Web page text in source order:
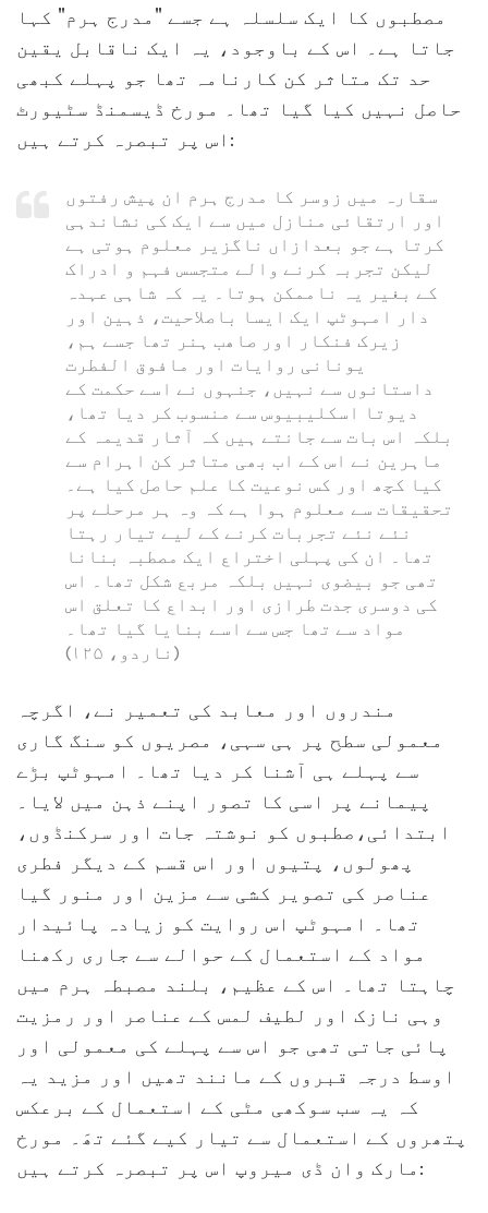
مصطبوں کا ایک سلسلہ ہے جسے "مدرج ہرم" کہا
جاتا ہے۔ اس کے باوجود، یہ ایک ناقابل یقین
حد تک متاثر کن کارنامہ تھا جو پہلے کبھی
حاصل نہیں کیا گیا تھا۔ مورخ ڈیسمنڈ سٹیورٹ
اس پر تبصرہ کرتے ہیں:
سقارہ میں زوسر کا مدرج ہرم ان پیش رفتوں
اور ارتقائی منازل میں سے ایک کی نشاندہی
کرتا ہے جو بعدازاں ناگزیر معلوم ہوتی ہے
لیکن تجربہ کرنے والے متجسس فہم و ادراک
کے بغیر یہ ناممکن ہوتا۔ یہ کہ شاہی عہدہ
دار امہوٹپ ایک ایسا باصلاحیت، ذہین اور
زیرک فنکار اور صاھب ہنر تھا جسے ہم،
یونانی روایات اور مافوق الفطرت
داستانوں سے نہیں، جنہوں نے اسے حکمت کے
دیوتا اسكليبيوس سے منسوب کر دیا تھا،
بلکہ اس بات سے جانتے ہیں کہ آثار قدیمہ کے
ماہرین نے اس کے اب بھی متاثر کن اہرام سے
کیا کچھ اور کس نوعیت کا علم حاصل کیا ہے۔
تحقیقات سے معلوم ہوا ہے کہ وہ ہر مرحلے پر
نئے نئے تجربات کرنے کے لیے تیار رہتا
تھا۔ ان کی پہلی اختراع ایک مصطبہ بنانا
تھی جو بیضوی نہیں بلکہ مربع شکل تھا۔ اس
کی دوسری جدت طرازی اور ابداع کا تعلق اس
مواد سے تھا جس سے اسے بنایا گیا تھا۔
(ناردو، ۱۲۵)
مندروں اور معابد کی تعمیر نے، اگرچہ
معمولی سطح پر ہی سہی، مصریوں کو سنگ گاری
سے پہلے ہی آشنا کر دیا تھا۔ امہوٹپ بڑے
پیمانے پر اسی کا تصور اپنے ذہن میں لایا۔
ابتدائی،صطبوں کو نوشتہ جات اور سرکنڈوں،
پھولوں، پتیوں اور اس قسم کے دیگر فطری
عناصر کی تصویر کشی سے مزین اور منور گیا
تھا۔ امہوٹپ اس روایت کو زیادہ پائیدار
مواد کے استعمال کے حوالے سے جاری رکھنا
چاہتا تھا۔ اس کے عظیم، بلند مصبطہ ہرم میں
وہی نازک اور لطیف لمس کے عناصر اور رمزیت
پائی جاتی تھی جو اس سے پہلے کی معمولی اور
اوسط درجہ قبروں کے مانند تھیں اور مزید یہ
کہ یہ سب سوکھی مٹی کے استعمال کے برعکس
پتھروں کے استعمال سے تیار کیے گئے تھَ۔ مورخ
مارک وان ڈی میروپ اس پر تبصرہ کرتے ہیں: